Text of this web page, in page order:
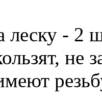
леску - 2
не